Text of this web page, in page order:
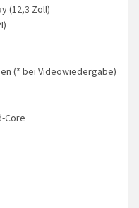
(12,3 Zoll)
(* bei Videowiedergabe)
Core